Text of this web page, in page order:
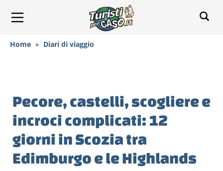
Home » Diari di viaggio
Pecore, castelli, scogliere e
incroci complicati: 12
giorni in Scozia tra
Edimburgo e le Highlands